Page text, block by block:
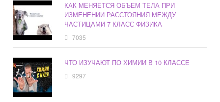
КАК МЕНЯЕТСЯ ОБЪЕМ ТЕЛА ПРИ
ИЗМЕНЕНИИ РАССТОЯНИЯ МЕЖДУ
ЧАСТИЦАМИ 7 КЛАСС ФИЗИКА
7035
ЧТО ИЗУЧАЮТ ПО ХИМИИ В 10 КЛАССЕ
9297